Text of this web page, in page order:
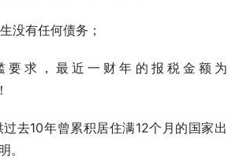
没有任何债务；
要求，最近一财年的报税金额为
去10年曾累积居住满12个月的国家出
。